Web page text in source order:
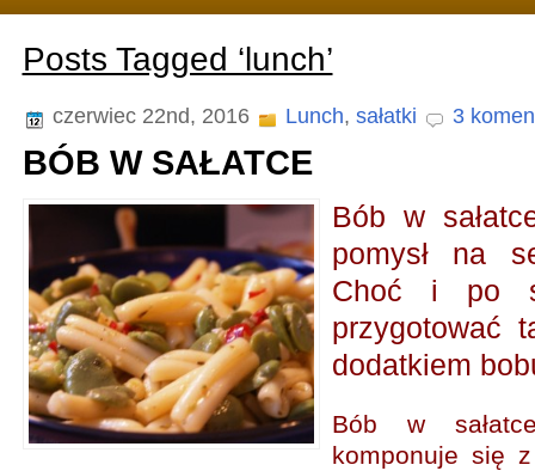
Posts Tagged ‘lunch’
czerwiec 22nd, 2016 Lunch, sałatki 3
BÓB W SAŁATCE
Bób w
pomysł na
Choć i po
przygotować
dodatkiem
Bób w
komponuje się